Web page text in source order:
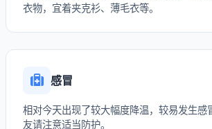
衣物，宜着夹克衫、薄毛衣等。
感冒
相对今天出现了较大幅度降温，较易发生感
友请注意适当防护。